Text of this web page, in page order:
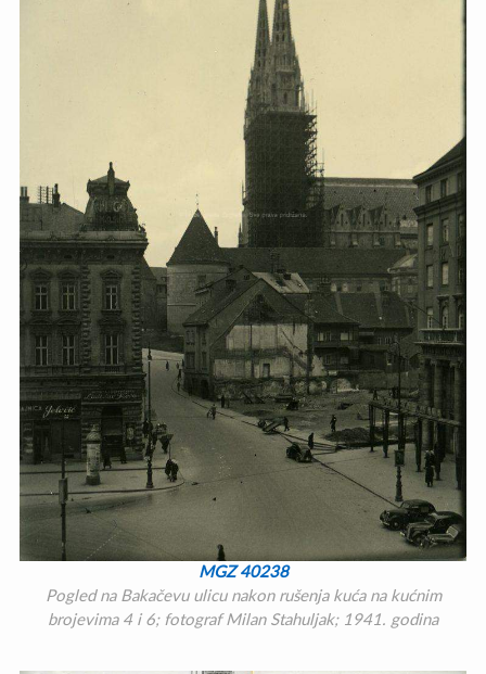
MGZ 40238
Pogled na Bakačevu ulicu nakon rušenja kuća na kućnim
brojevima 4 i 6; fotograf Milan Stahuljak; 1941. godina